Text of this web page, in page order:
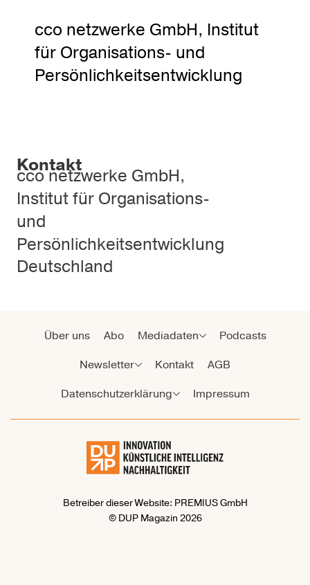
cco netzwerke GmbH, Institut
für Organisations- und
Persönlichkeitsentwicklung
Kontakt
cco netzwerke GmbH,
Institut für Organisations-
und
Persönlichkeitsentwicklung
Deutschland
Über uns Abo Mediadaten
Podcasts
Newsletter
Kontakt
AGB
Datenschutzerklärung
Impressum
Betreiber dieser Website: PREMIUS GmbH
© DUP Magazin 2026